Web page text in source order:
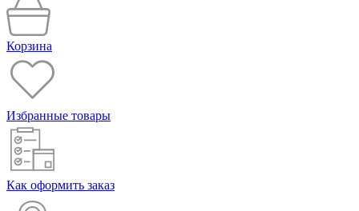
Корзина
Избранные товары
Как оформить заказ